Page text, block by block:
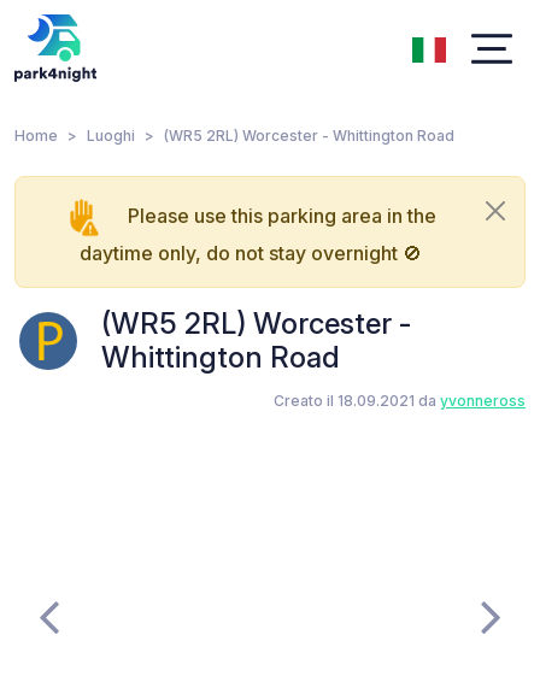
Home Luoghi (WR5 2RL) Worcester - Whittington Road
Please use this parking area in the
daytime only, do not stay overnight 🚫
(WR5 2RL) Worcester -
Whittington Road
Creato il 18.09.2021 da yvonneross